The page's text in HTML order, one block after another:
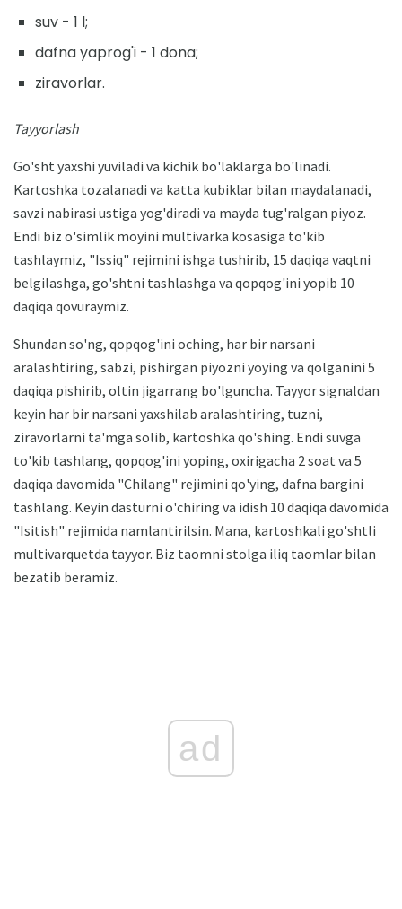
suv - 1 l;
dafna yaprog'i - 1 dona;
ziravorlar.
Tayyorlash
Go'sht yaxshi yuviladi va kichik bo'laklarga bo'linadi.
Kartoshka tozalanadi va katta kubiklar bilan maydalanadi,
savzi nabirasi ustiga yog'diradi va mayda tug'ralgan piyoz.
Endi biz o'simlik moyini multivarka kosasiga to'kib
tashlaymiz, "Issiq" rejimini ishga tushirib, 15 daqiqa vaqtni
belgilashga, go'shtni tashlashga va qopqog'ini yopib 10
daqiqa qovuraymiz.
Shundan so'ng, qopqog'ini oching, har bir narsani
aralashtiring, sabzi, pishirgan piyozni yoying va qolganini 5
daqiqa pishirib, oltin jigarrang bo'lguncha. Tayyor signaldan
keyin har bir narsani yaxshilab aralashtiring, tuzni,
ziravorlarni ta'mga solib, kartoshka qo'shing. Endi suvga
to'kib tashlang, qopqog'ini yoping, oxirigacha 2 soat va 5
daqiqa davomida "Chilang" rejimini qo'ying, dafna bargini
tashlang. Keyin dasturni o'chiring va idish 10 daqiqa davomida
"Isitish" rejimida namlantirilsin. Mana, kartoshkali go'shtli
multivarquetda tayyor. Biz taomni stolga iliq taomlar bilan
bezatib beramiz.
ad